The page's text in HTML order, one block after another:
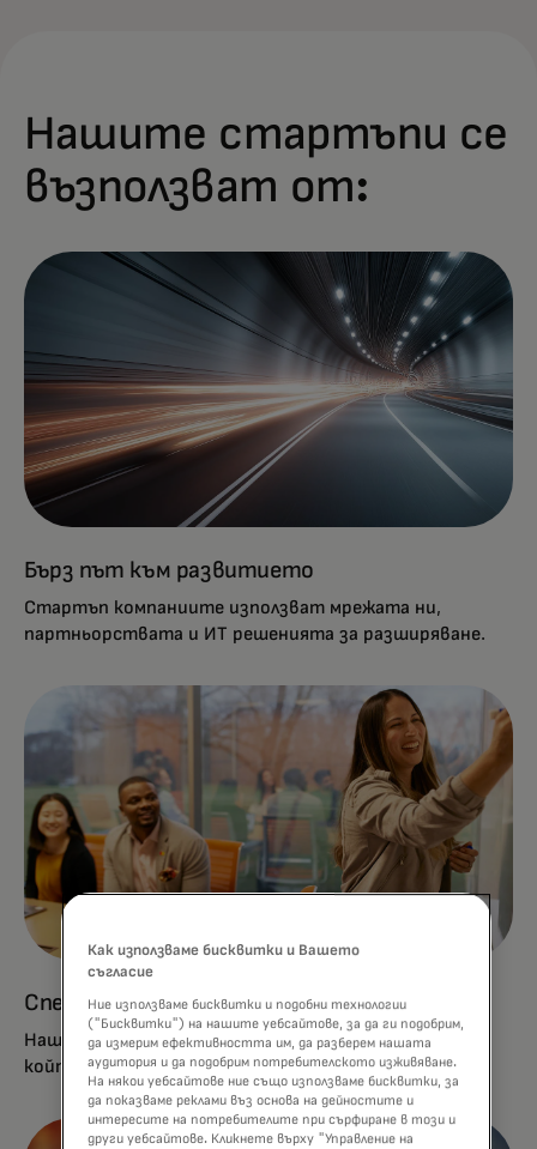
Нашите стартъпи се
възползват от:
Бърз път към развитието
Стартъп компаниите използват мрежата ни,
партньорствата и ИТ решенията за разширяване.
Специализирана поддръжка
Нашият екип е отдаден на създаването на процес,
който е уникален и подходящ за всяка компания.
Как използваме бисквитки и Вашето
съгласие
Ние използваме бисквитки и подобни технологии
("Бисквитки") на нашите уебсайтове, за да ги подобрим,
да измерим ефективността им, да разберем нашата
аудитория и да подобрим потребителското изживяване.
На някои уебсайтове ние също използваме бисквитки, за
да показваме реклами въз основа на дейностите и
интересите на потребителите при сърфиране в този и
други уебсайтове. Кликнете върху "Управление на